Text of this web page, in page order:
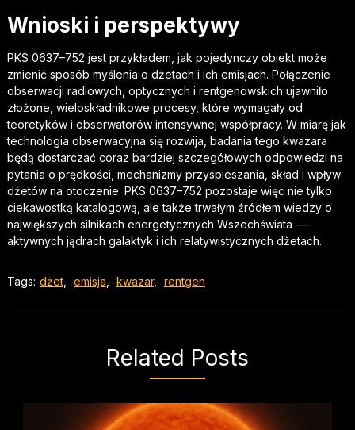
Wnioski i perspektywy
PKS 0637–752 jest przykładem, jak pojedynczy obiekt może
zmienić sposób myślenia o dżetach i ich emisjach. Połączenie
obserwacji radiowych, optycznych i rentgenowskich ujawniło
złożone, wieloskładnikowe procesy, które wymagały od
teoretyków i obserwatorów intensywnej współpracy. W miarę jak
technologia obserwacyjna się rozwija, badania tego kwazara
będą dostarczać coraz bardziej szczegółowych odpowiedzi na
pytania o prędkości, mechanizmy przyspieszania, skład i wpływ
dżetów na otoczenie. PKS 0637–752 pozostaje więc nie tylko
ciekawostką katalogową, ale także trwałym źródłem wiedzy o
największych silnikach energetycznych Wszechświata —
aktywnych jądrach galaktyk i ich relatywistycznych dżetach.
Tags: dżet, emisja kwazar, rentgen
Related Posts